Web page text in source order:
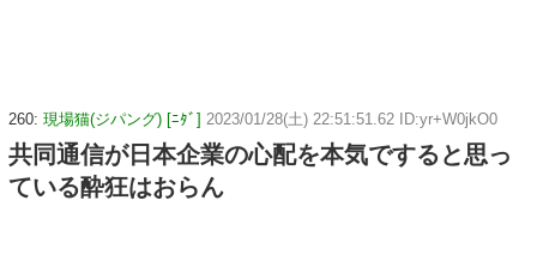
260: 現場猫(ジパング) [ﾆﾀﾞ] 2023/01/28(土) 22:51:51.62 ID:yr+W0jkO0
共同通信が日本企業の心配を本気ですると思っ
ている酔狂はおらん